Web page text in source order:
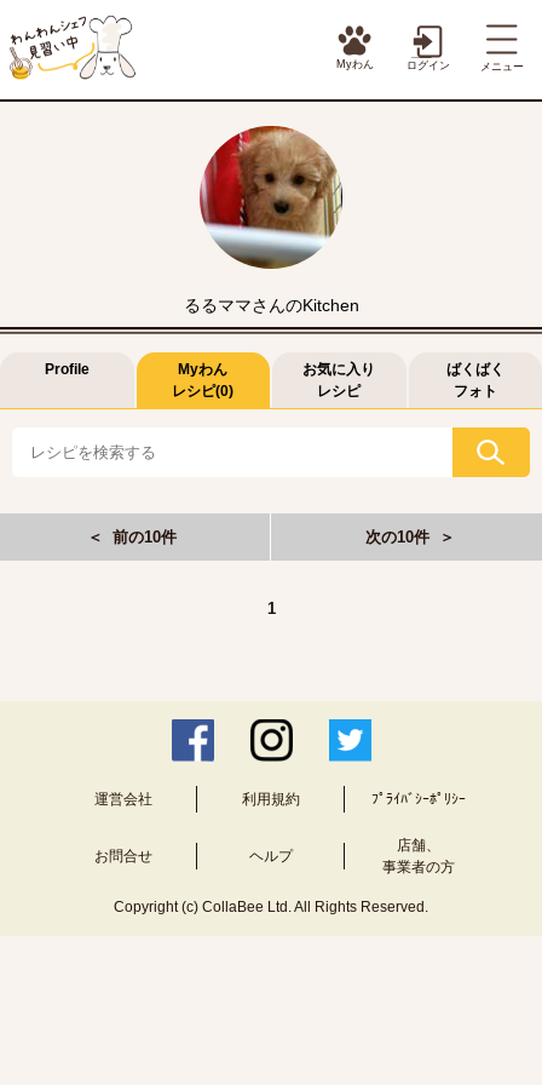
Myわん ログイン メニュー
るるママさんのKitchen
Profile
Myわん
レシピ(0)
お気に入り
レシピ
ばくばく
フォト
＜ 前の10件 次の10件 ＞
1
運営会社 利用規約 ﾌﾟﾗｲﾊﾞｼｰﾎﾟﾘｼｰ
お問合せ ヘルプ
店舗、
事業者の方
Copyright (c) CollaBee Ltd. All Rights Reserved.